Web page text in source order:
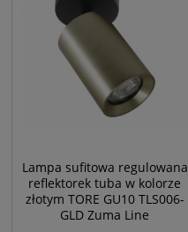
Lampa sufitowa regulowana
reflektorek tuba w kolorze
złotym TORE GU10 TLS006-
GLD Zuma Line